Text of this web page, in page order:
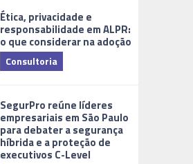
Ética, privacidade e
responsabilidade em ALPR:
o que considerar na adoção
Consultoria
SegurPro reúne líderes
empresariais em São Paulo
para debater a segurança
híbrida e a proteção de
executivos C-Level